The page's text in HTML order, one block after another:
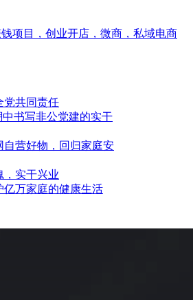
项目，创业开店，微商，私域电商
党共同责任
书写非公党建的实干
营好物，回归家庭安
，实干兴业
亿万家庭的健康生活